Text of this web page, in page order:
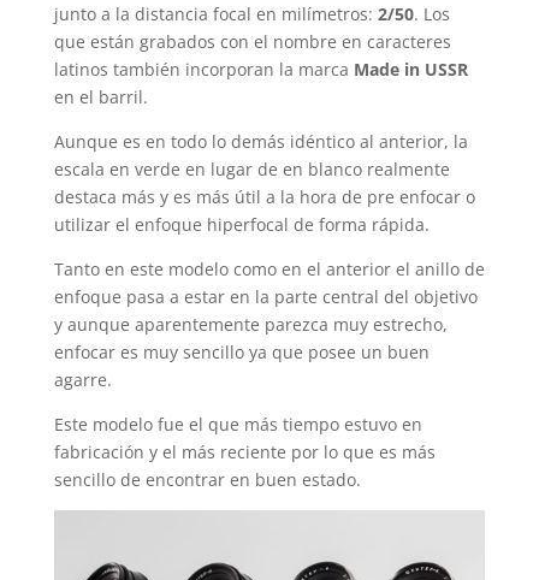
junto a la distancia focal en milímetros: 2/50. Los
que están grabados con el nombre en caracteres
latinos también incorporan la marca Made in USSR
en el barril.
Aunque es en todo lo demás idéntico al anterior, la
escala en verde en lugar de en blanco realmente
destaca más y es más útil a la hora de pre enfocar o
utilizar el enfoque hiperfocal de forma rápida.
Tanto en este modelo como en el anterior el anillo de
enfoque pasa a estar en la parte central del objetivo
y aunque aparentemente parezca muy estrecho,
enfocar es muy sencillo ya que posee un buen
agarre.
Este modelo fue el que más tiempo estuvo en
fabricación y el más reciente por lo que es más
sencillo de encontrar en buen estado.